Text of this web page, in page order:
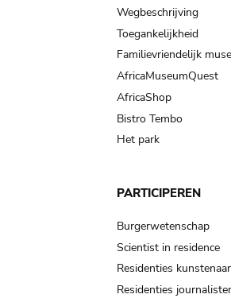
Wegbeschrijving
Toegankelijkheid
Familievriendelijk
AfricaMuseumQuest
AfricaShop
Bistro Tembo
Het park
PARTICIPEREN
Burgerwetenschap
Scientist in residence
Residenties
Residenties